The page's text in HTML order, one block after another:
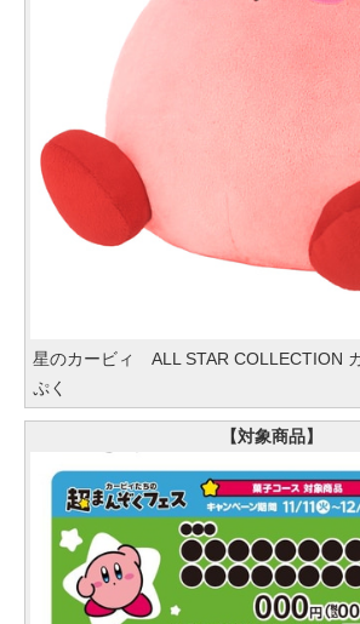
星のカービィ ALL STAR COLLECTION
ぷく
【対象商品】